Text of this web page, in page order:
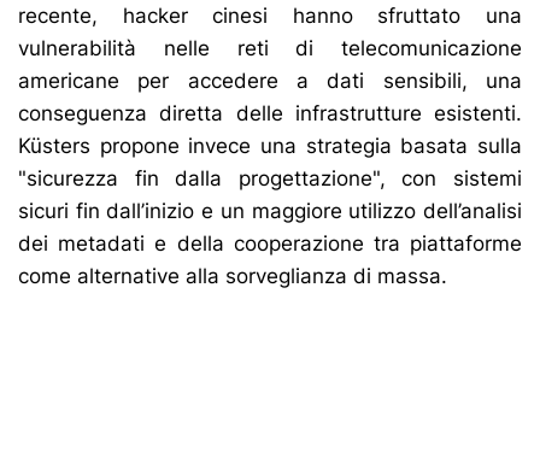
recente, hacker cinesi hanno sfruttato una
vulnerabilità nelle reti di telecomunicazione
americane per accedere a dati sensibili, una
conseguenza diretta delle infrastrutture esistenti.
Küsters propone invece una strategia basata sulla
"sicurezza fin dalla progettazione", con sistemi
sicuri fin dall’inizio e un maggiore utilizzo dell’analisi
dei metadati e della cooperazione tra piattaforme
come alternative alla sorveglianza di massa.